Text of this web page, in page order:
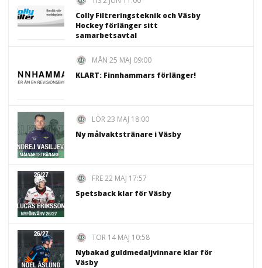
Colly Filtreringsteknik och Väsby
Hockey förlänger sitt
samarbetsavtal
MÅN 25 MAJ 09:00
KLART: Finnhammars förlänger!
LÖR 23 MAJ 18:00
Ny målvaktstränare i Väsby
FRE 22 MAJ 17:57
Spetsback klar för Väsby
TOR 14 MAJ 10:58
Nybakad guldmedaljvinnare klar för
Väsby